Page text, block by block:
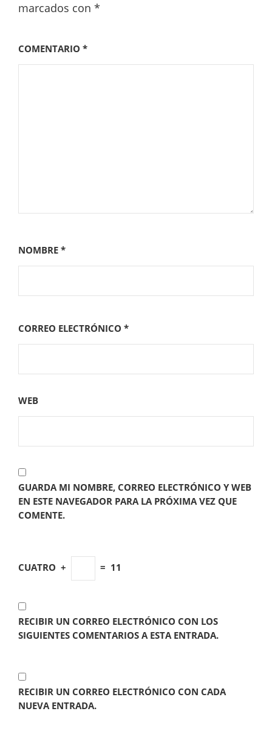
marcados con *
COMENTARIO *
NOMBRE *
CORREO ELECTRÓNICO *
WEB
GUARDA MI NOMBRE, CORREO ELECTRÓNICO Y WEB
EN ESTE NAVEGADOR PARA LA PRÓXIMA VEZ QUE
COMENTE.
CUATRO + = 11
RECIBIR UN CORREO ELECTRÓNICO CON LOS
SIGUIENTES COMENTARIOS A ESTA ENTRADA.
RECIBIR UN CORREO ELECTRÓNICO CON CADA
NUEVA ENTRADA.